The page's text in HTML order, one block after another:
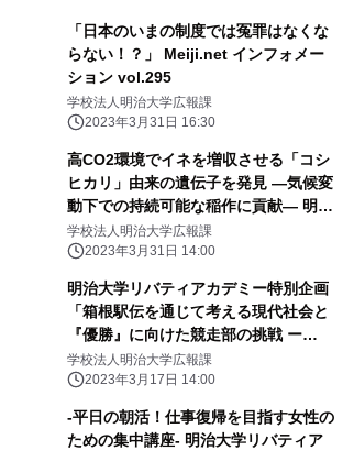
「日本のいまの制度では冤罪はなくな
らない！？」 Meiji.net インフォメー
ション vol.295
学校法人明治大学広報課
2023年3月31日 16:30
高CO2環境でイネを増収させる「コシ
ヒカリ」由来の遺伝子を発見 ―気候変
動下での持続可能な稲作に貢献― 明治
大学大学院 農学研究科の山本 英司特
任講師はゲノム解析で貢献
学校法人明治大学広報課
2023年3月31日 14:00
明治大学リバティアカデミー特別企画
「箱根駅伝を通じて考える現代社会と
『優勝』に向けた競走部の挑戦 ー
2024年第100回大会に向けてー」
学校法人明治大学広報課
2023年3月17日 14:00
-平日の朝活！仕事復帰を目指す女性の
ための集中講座- 明治大学リバティア